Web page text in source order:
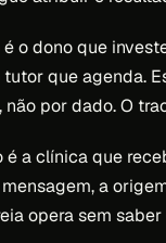
o dono que
que agenda.
não por dado. O
é a clínica que
a
opera sem